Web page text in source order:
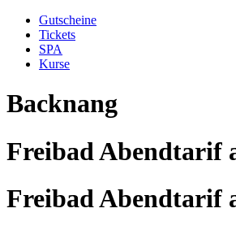
Gutscheine
Tickets
SPA
Kurse
Backnang
Freibad Abendtarif
Freibad Abendtarif